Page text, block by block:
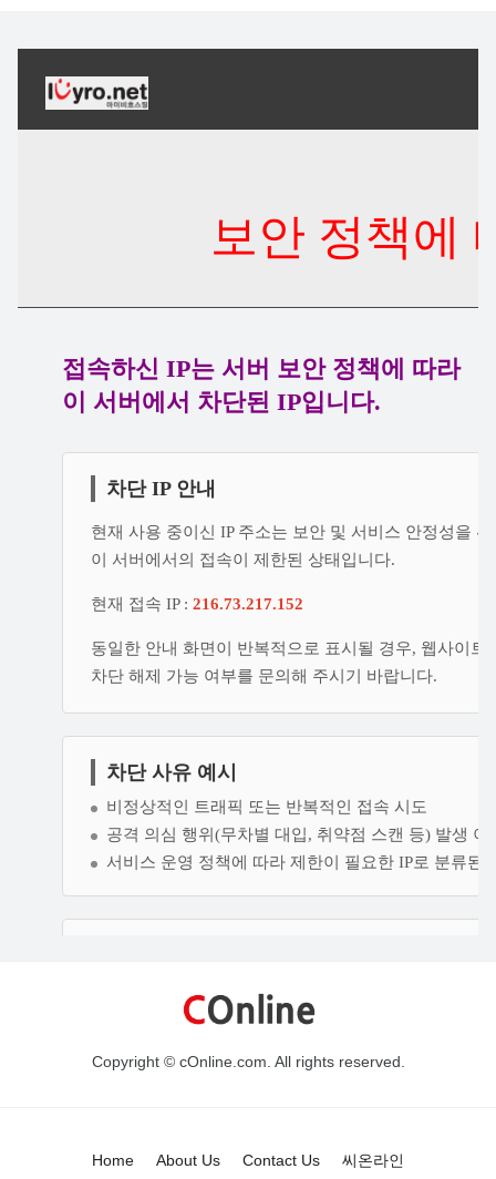
Copyright © cOnline.com. All rights reserved.
Home About Us Contact Us 씨온라인